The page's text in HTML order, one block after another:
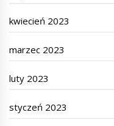
kwiecień 2023
marzec 2023
luty 2023
styczeń 2023